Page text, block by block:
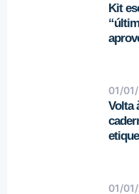
Kit
01/
Volta
01/